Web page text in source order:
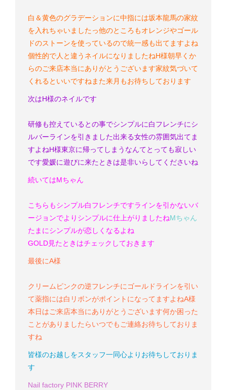
白＆黄色のグラデーションに中指には坂本龍馬の家紋
を入れちゃいましたっ他のところもオレンジやゴール
ドのストーンを使っているので統一感も出てますよね
個性的で人と違うネイルになりましたねH様朝早くか
らのご来店本当にありがとうございます家紋気づいて
くれるといいですね また来月もお待ちしております
次はH様のネイルです
研修も控えているとの事でシンプルに白フレンチにシ
ルバーラインを引きました出来る女性の雰囲気出てま
すよねH様東京に帰ってしまうなんてとっても寂しい
です愛媛に遊びに来たときは是非いらしてくださいね
続いてはMちゃん
こちらもシンプル白フレンチですラインを引かないバ
ージョンでよりシンプルに仕上がりましたねMちゃん
たまにシンプルが恋しくなるよね
GOLD見たときはチェックしておきます
最後にA様
クリームピンクの逆フレンチにゴールドラインを引い
て薬指には白リボンがポイントになってますよねA様
本日はご来店本当にありがとうございます何か困った
ことがありましたらいつでもご連絡お待ちしておりま
すね
皆様のお越しをスタッフ一同心よりお待ちしておりま
す
Nail factory PINK BERRY